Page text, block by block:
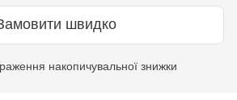
швидко
накопичувальної знижки